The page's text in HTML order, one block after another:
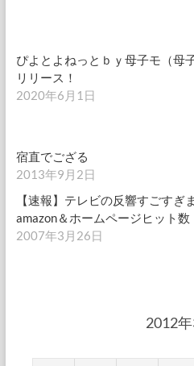
ぴよとよねっとｂｙ母子モ（母
リリース！
2020年6月1日
宿直でござる
2013年9月2日
【速報】テレビの反響すごすぎ
amazon＆ホームページヒット数
2007年3月26日
2012年